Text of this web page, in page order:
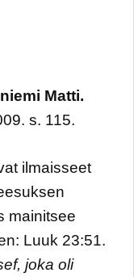
Matti.
s. 115.
ilmaisseet
mainitsee
Luuk 23:51.
joka oli